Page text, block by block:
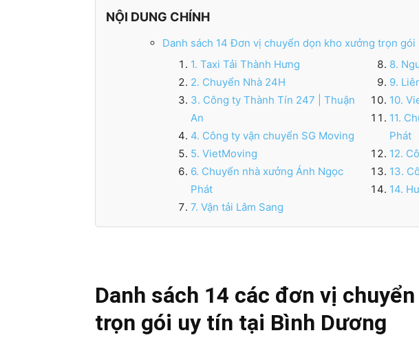
NỘI DUNG CHÍNH
Danh sách 14 Đơn vị chuyển dọn kho xưởng trọn
1. Taxi Tải Thành Hưng
2. Chuyển Nhà 24H
3. Công ty Thành Tín 247 | Thuận
An
4. Công ty vận chuyển SG Moving
5. VietMoving
6. Chuyển nhà xưởng Ánh Ngọc
Phát
7. Vận tải Lâm Sang
8.
9.
10.
11.
Phát
12.
13.
14.
Danh sách 14 các đơn vị
trọn gói uy tín tại Bình Dương